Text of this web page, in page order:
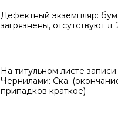
Дефектный экземпляр:
загрязнены, отсутствуют л.
На титульном листе
Чернилами: Ска.
припадков краткое)